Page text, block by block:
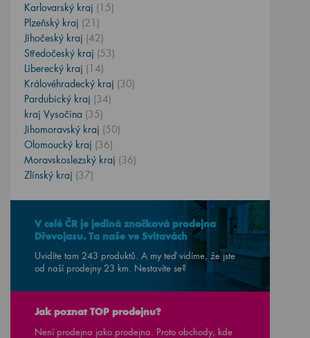
Karlovarský kraj (15)
Plzeňský kraj (21)
Jihočeský kraj (42)
Středočeský kraj (53)
Liberecký kraj (14)
Královéhradecký kraj (30)
Pardubický kraj (34)
kraj Vysočina (35)
Jihomoravský kraj (50)
Olomoucký kraj (36)
Moravskoslezský kraj (36)
Zlínský kraj (37)
V celé ČR je jediná značková prodejna
Dřevojasu. Ta naše ve Svitavách
Uvidíte tam 243 produktů. A my teď vidíme, že jste
od naší prodejny 23 km. Nestavíte se?
Jak poznat TOP prodejnu?
Není prodejna jako prodejna. Proto obchody, kde